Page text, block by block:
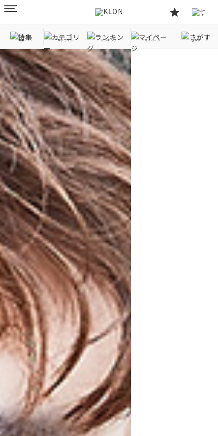
特集 カテゴリー ランキング マイページ さがす